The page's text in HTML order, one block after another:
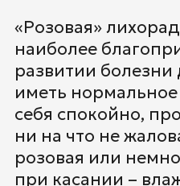
«Розовая»
наиболее
развитии болезни
иметь нормальное
себя спокойно,
ни на что не
розовая или
при касании –